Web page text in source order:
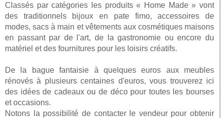
Classés par catégories les produits « Home Made » vont
des traditionnels bijoux en pate fimo, accessoires de
modes, sacs à main et vêtements aux cosmétiques maisons
en passant par de l'art, de la gastronomie ou encore du
matériel et des fournitures pour les loisirs créatifs.
De la bague fantaisie à quelques euros aux meubles
rénovés à plusieurs centaines d'euros, vous trouverez ici
des idées de cadeaux ou de déco pour toutes les bourses
et occasions.
Notons la possibilité de contacter le vendeur pour obtenir